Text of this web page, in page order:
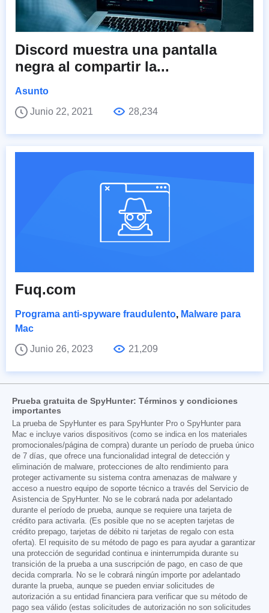
Discord muestra una pantalla
negra al compartir la...
Asunto
Junio 22, 2021
28,234
Fuq.com
Programa anti-spyware fraudulento, Malware para
Mac
Junio 26, 2023
21,209
Prueba gratuita de SpyHunter: Términos y condiciones
importantes
La prueba de SpyHunter es para SpyHunter Pro o SpyHunter para
Mac e incluye varios dispositivos (como se indica en los materiales
promocionales/página de compra) durante un período de prueba único
de 7 días, que ofrece una funcionalidad integral de detección y
eliminación de malware, protecciones de alto rendimiento para
proteger activamente su sistema contra amenazas de malware y
acceso a nuestro equipo de soporte técnico a través del Servicio de
Asistencia de SpyHunter. No se le cobrará nada por adelantado
durante el período de prueba, aunque se requiere una tarjeta de
crédito para activarla. (Es posible que no se acepten tarjetas de
crédito prepago, tarjetas de débito ni tarjetas de regalo con esta
oferta). El requisito de su método de pago es para ayudar a garantizar
una protección de seguridad continua e ininterrumpida durante su
transición de la prueba a una suscripción de pago, en caso de que
decida comprarla. No se le cobrará ningún importe por adelantado
durante la prueba, aunque se pueden enviar solicitudes de
autorización a su entidad financiera para verificar que su método de
pago sea válido (estas solicitudes de autorización no son solicitudes